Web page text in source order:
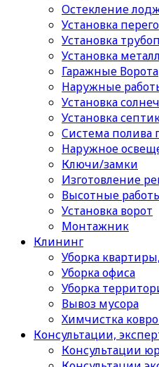
Остекление
Установка
Установка
Установка
Гаражные Ворота
Наружные
Установка
Установка
Cистема полива
Наружное
Ключи/замки
Изготовление
Высотные
Установка ворот
Монтажник
Клининг
Уборка
Уборка офиса
Уборка
Вывоз мусора
Химчистка
Консультации,
Консультации